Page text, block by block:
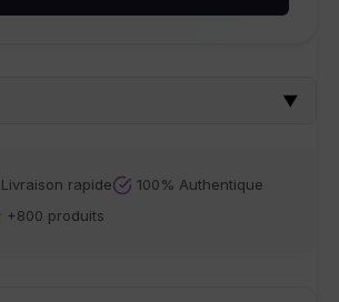
▼
Livraison rapide
100% Authentique
+800 produits